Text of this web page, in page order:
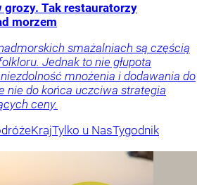
grozy. Tak restauratorzy
morzem
smażalniach są częścią
Jednak to nie głupota
mnożenia i dodawania do
nie do końca uczciwa strategia
ceny.
KrajTylko u NasTygodnik